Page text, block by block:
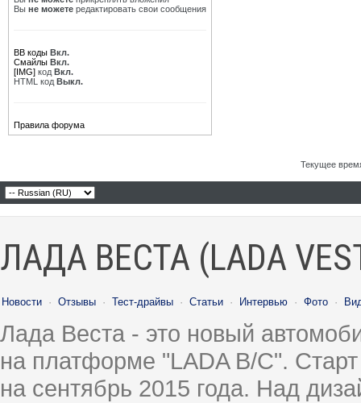
Вы не можете редактировать свои сообщения
BB коды Вкл.
Смайлы Вкл.
[IMG] код Вкл.
HTML код Выкл.
Правила форума
Текущее
ЛАДА ВЕСТА (LADA
Новости · Отзывы · Тест-драйвы · Статьи · Интервью · Фото ·
Лада Веста - это новый
на платформе "LADA B/C".
на сентябрь 2015 года. Над